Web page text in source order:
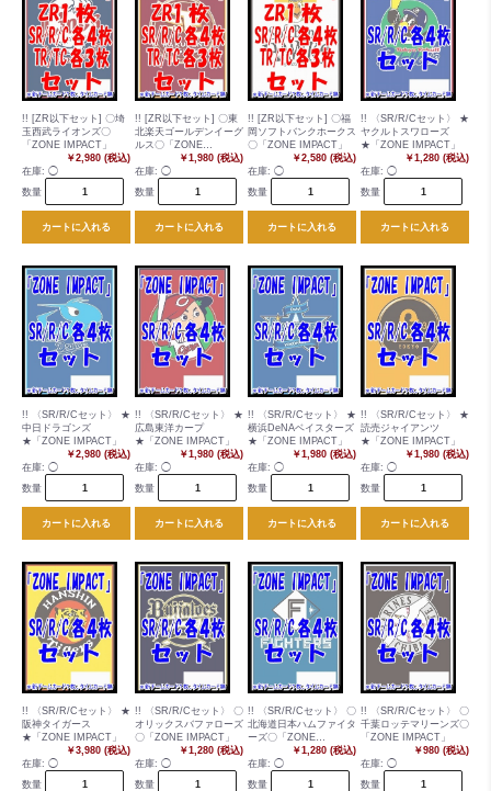
!! [ZR以下セット] 〇埼
玉西武ライオンズ〇
「ZONE IMPACT」
￥2,980 (税込)
在庫: ◯
数量
カートに入れる
!! [ZR以下セット] 〇東
北楽天ゴールデンイーグ
ルス〇「ZONE
IMPACT」￥1,980 (税込)
在庫: ◯
数量
カートに入れる
!! [ZR以下セット] 〇福
岡ソフトバンクホークス
〇「ZONE IMPACT」
￥2,580 (税込)
在庫: ◯
数量
カートに入れる
!! 〈SR/R/Cセット〉 ★
ヤクルトスワローズ
★「ZONE IMPACT」
￥1,280 (税込)
在庫: ◯
数量
カートに入れる
!! 〈SR/R/Cセット〉 ★
中日ドラゴンズ
★「ZONE IMPACT」
￥2,980 (税込)
在庫: ◯
数量
カートに入れる
!! 〈SR/R/Cセット〉 ★
広島東洋カープ
★「ZONE IMPACT」
￥1,980 (税込)
在庫: ◯
数量
カートに入れる
!! 〈SR/R/Cセット〉 ★
横浜DeNAベイスターズ
★「ZONE IMPACT」
￥1,980 (税込)
在庫: ◯
数量
カートに入れる
!! 〈SR/R/Cセット〉 ★
読売ジャイアンツ
★「ZONE IMPACT」
￥1,980 (税込)
在庫: ◯
数量
カートに入れる
!! 〈SR/R/Cセット〉 ★
阪神タイガース
★「ZONE IMPACT」
￥3,980 (税込)
在庫: ◯
数量
!! 〈SR/R/Cセット〉 〇
オリックスバファローズ
〇「ZONE IMPACT」
￥1,280 (税込)
在庫: ◯
数量
!! 〈SR/R/Cセット〉 〇
北海道日本ハムファイタ
ーズ〇「ZONE
IMPACT」￥1,280 (税込)
在庫: ◯
数量
!! 〈SR/R/Cセット〉 〇
千葉ロッテマリーンズ〇
「ZONE IMPACT」
￥980 (税込)
在庫: ◯
数量